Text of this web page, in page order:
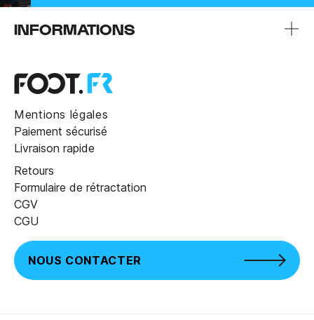
INFORMATIONS
Mentions légales
Paiement sécurisé
Livraison rapide
Retours
Formulaire de rétractation
CGV
CGU
NOUS CONTACTER